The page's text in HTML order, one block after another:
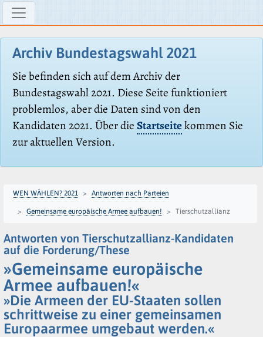
Archiv Bundestagswahl 2021
Sie befinden sich auf dem Archiv der
Bundestagswahl 2021. Diese Seite funktioniert
problemlos, aber die Daten sind von den
Kandidaten 2021. Über dieStartseitekommen Sie
zur aktuellen Version.
WEN WÄHLEN? 2021 Antworten nach Parteien
Gemeinsame europäische Armee aufbauen! Tierschutzallianz
Antworten von Tierschutzallianz-Kandidaten
auf die Forderung/These
»Gemeinsame europäische
Armee aufbauen!«
»Die Armeen der EU-Staaten sollen
schrittweise zu einer gemeinsamen
Europaarmee umgebaut werden.«